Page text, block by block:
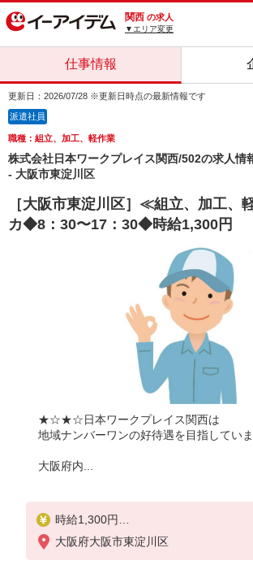
関西 の求人
▼エリア変更
仕事情報
更新日：2026/07/28 ※更新日時点の最新情報です
派遣社員
職種：組立、加工、軽作業
株式会社日本ワークプレイス関西/502の求人情
- 大阪市東淀川区
［大阪市東淀川区］≪組立、加工
カ◆8：30〜17：30◆時給1,300円
★☆★☆日本ワークプレイス関西は
地域ナンバーワンの好待遇を目指して
大阪府内...
時給1,300円
月収例：
大阪府大阪市東淀川区